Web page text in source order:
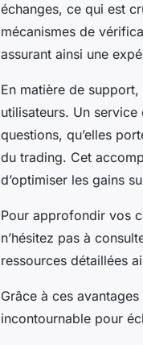
échanges, ce qui est
mécanismes de
assurant ainsi une
En matière de
utilisateurs. Un
questions, qu’elles
du trading. Cet
d’optimiser les gains
Pour approfondir vos
n’hésitez pas à
ressources détaillées
Grâce à ces
incontournable pour